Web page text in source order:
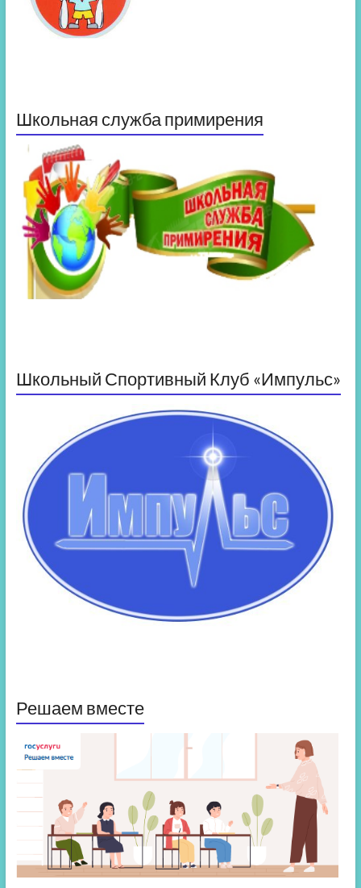
Школьная служба примирения
Школьный Спортивный Клуб «Импульс»
Решаем вместе